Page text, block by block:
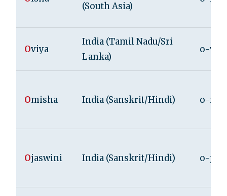
(South Asia)
Oviya
India (Tamil Nadu/Sri
Lanka)
o-vi-
Omisha India (Sanskrit/Hindi) o-mi-
Ojaswini India (Sanskrit/Hindi) o-